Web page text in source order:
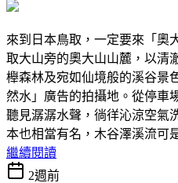
來到日本鳥取，一定要來「奧
取大山旁的奧大山山麓，以清
櫸森林及宛如仙境般的溪谷景
然水」廣告的拍攝地。從停車
聽見潺潺水聲，徜徉沁涼空氣
本也相當有名，木谷澤溪流可
繼續閱讀
2週前